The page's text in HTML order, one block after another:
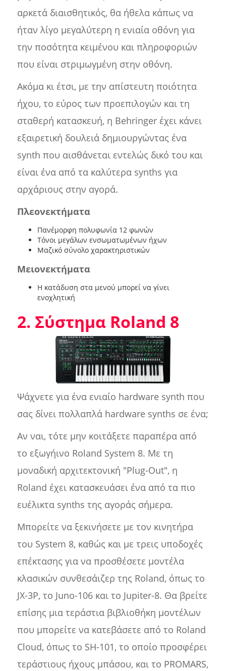
αρκετά διαισθητικός, θα ήθελα κάπως να
ήταν λίγο μεγαλύτερη η ενιαία οθόνη για
την ποσότητα κειμένου και πληροφοριών
που είναι στριμωγμένη στην οθόνη.
Ακόμα κι έτσι, με την απίστευτη ποιότητα
ήχου, το εύρος των προεπιλογών και τη
σταθερή κατασκευή, η Behringer έχει κάνει
εξαιρετική δουλειά δημιουργώντας ένα
synth που αισθάνεται εντελώς δικό του και
είναι ένα από τα καλύτερα synths για
αρχάριους στην αγορά.
Πλεονεκτήματα
Πανέμορφη πολυφωνία 12 φωνών
Τόνοι μεγάλων ενσωματωμένων ήχων
Μαζικό σύνολο χαρακτηριστικών
Μειονεκτήματα
Η κατάδυση στα μενού μπορεί να γίνει
ενοχλητική
2. Σύστημα Roland 8
Ψάχνετε για ένα ενιαίο hardware synth που
σας δίνει πολλαπλά hardware synths σε ένα;
Αν ναι, τότε μην κοιτάξετε παραπέρα από
το εξωγήινο Roland System 8. Με τη
μοναδική αρχιτεκτονική "Plug-Out", η
Roland έχει κατασκευάσει ένα από τα πιο
ευέλικτα synths της αγοράς σήμερα.
Μπορείτε να ξεκινήσετε με τον κινητήρα
του System 8, καθώς και με τρεις υποδοχές
επέκτασης για να προσθέσετε μοντέλα
κλασικών συνθεσάιζερ της Roland, όπως το
JX-3P, το Juno-106 και το Jupiter-8. Θα βρείτε
επίσης μια τεράστια βιβλιοθήκη μοντέλων
που μπορείτε να κατεβάσετε από το Roland
Cloud, όπως το SH-101, το οποίο προσφέρει
τεράστιους ήχους μπάσου, και το PROMARS,